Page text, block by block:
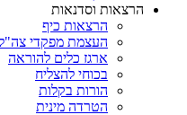
הרצאות וסדנאות
הרצאות כיף
העצמת מפקדי
ארגז כלים להוראה
בכוחי להצליח
הורות בקלות
הטרדה מינית